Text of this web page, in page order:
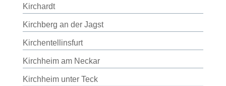
Kirchardt
Kirchberg an der Jagst
Kirchentellinsfurt
Kirchheim am Neckar
Kirchheim unter Teck